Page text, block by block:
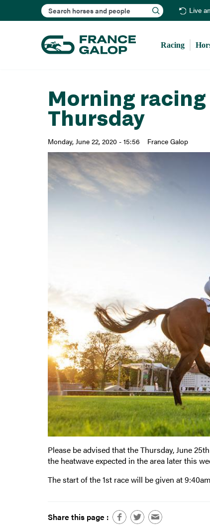
Search Live
Racing
Morning
Thursday
Monday, June 22, 2020 - 15:56 France Galop
Please be advised that the Thursday, June
the heatwave expected in the area later this
The start of the 1st race will be given at
Share this page :